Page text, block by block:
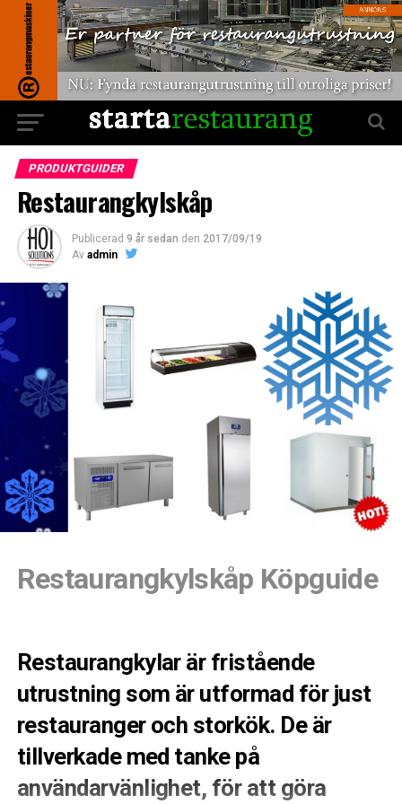
PRODUKTGUIDER
Restaurangkylskåp
Publicerad 9 år sedan den 2017/09/19
Av admin
Restaurangkylskåp Köpguide
Restaurangkylar är fristående
utrustning som är utformad för just
restauranger och storkök. De är
tillverkade med tanke på
användarvänlighet, för att göra